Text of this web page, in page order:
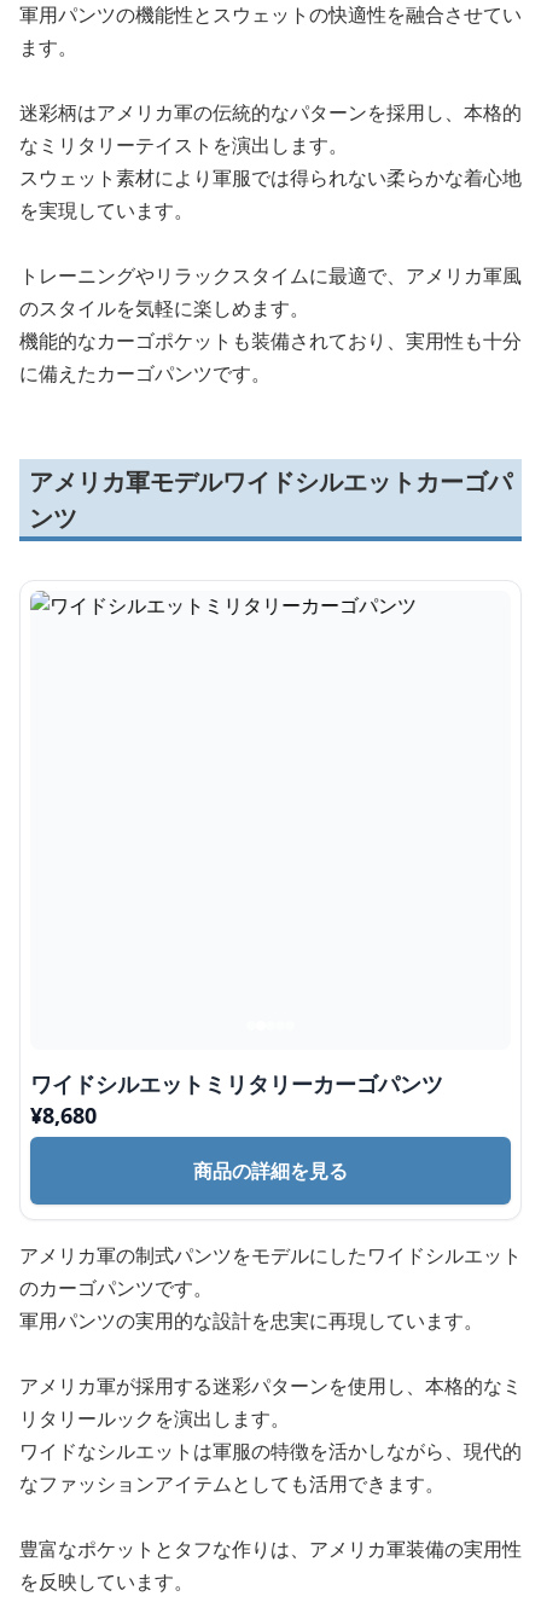
軍用パンツの機能性とスウェットの快適性を融合させてい
ます。
迷彩柄はアメリカ軍の伝統的なパターンを採用し、本格的
なミリタリーテイストを演出します。
スウェット素材により軍服では得られない柔らかな着心地
を実現しています。
トレーニングやリラックスタイムに最適で、アメリカ軍風
のスタイルを気軽に楽しめます。
機能的なカーゴポケットも装備されており、実用性も十分
に備えたカーゴパンツです。
アメリカ軍モデルワイドシルエットカーゴパ
ンツ
ワイドシルエットミリタリーカーゴパンツ
¥8,680
商品の詳細を見る
アメリカ軍の制式パンツをモデルにしたワイドシルエット
のカーゴパンツです。
軍用パンツの実用的な設計を忠実に再現しています。
アメリカ軍が採用する迷彩パターンを使用し、本格的なミ
リタリールックを演出します。
ワイドなシルエットは軍服の特徴を活かしながら、現代的
なファッションアイテムとしても活用できます。
豊富なポケットとタフな作りは、アメリカ軍装備の実用性
を反映しています。